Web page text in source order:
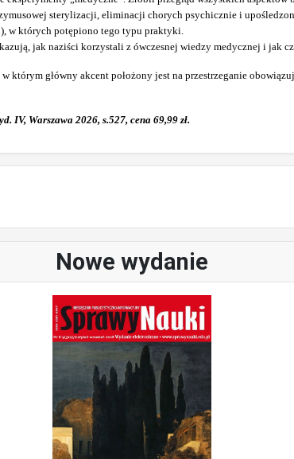
Nowe wydanie
sterylizacji, eliminacji chorych psychicznie i
w których potępiono tego typu praktyki.
jak naziści korzystali z ówczesnej wiedzy medycznej i jak
główny akcent położony jest na przestrzeganie
IV, Warszawa 2026, s.527, cena 69,99 zł.